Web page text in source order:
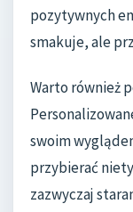
pozytywnych
smakuje, ale
Warto również
swoim
przybierać
zazwyczaj